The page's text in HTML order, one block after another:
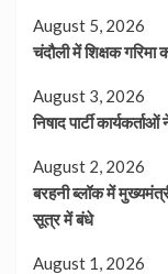
August 5, 2026
चंदौली में शिक्षक गरिमा
August 3, 2026
निषाद पार्टी
August 2, 2026
बरहनी ब्लॉक में
सूत्र में बंधे
August 1, 2026